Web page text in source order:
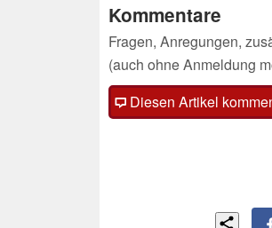
Kommentare
Fragen, Anregungen,
(auch ohne Anmeldung
Diesen Artikel